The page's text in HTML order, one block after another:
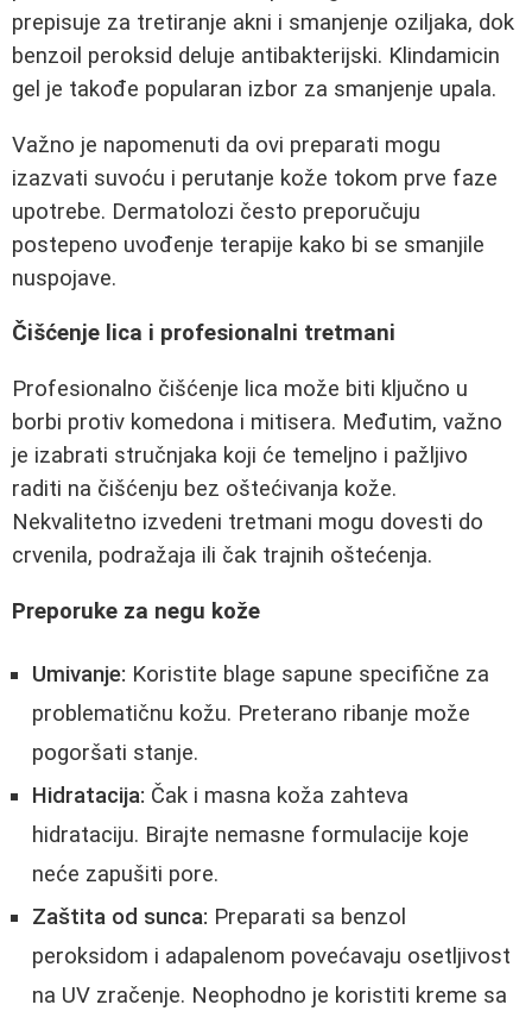
prepisuje za tretiranje akni i smanjenje oziljaka, dok
benzoil peroksid deluje antibakterijski. Klindamicin
gel je takođe popularan izbor za smanjenje upala.
Važno je napomenuti da ovi preparati mogu
izazvati suvoću i perutanje kože tokom prve faze
upotrebe. Dermatolozi često preporučuju
postepeno uvođenje terapije kako bi se smanjile
nuspojave.
Čišćenje lica i profesionalni tretmani
Profesionalno čišćenje lica može biti ključno u
borbi protiv komedona i mitisera. Međutim, važno
je izabrati stručnjaka koji će temeljno i pažljivo
raditi na čišćenju bez oštećivanja kože.
Nekvalitetno izvedeni tretmani mogu dovesti do
crvenila, podražaja ili čak trajnih oštećenja.
Preporuke za negu kože
Umivanje: Koristite blage sapune specifične za
problematičnu kožu. Preterano ribanje može
pogoršati stanje.
Hidratacija: Čak i masna koža zahteva
hidrataciju. Birajte nemasne formulacije koje
neće zapušiti pore.
Zaštita od sunca: Preparati sa benzol
peroksidom i adapalenom povećavaju osetljivost
na UV zračenje. Neophodno je koristiti kreme sa